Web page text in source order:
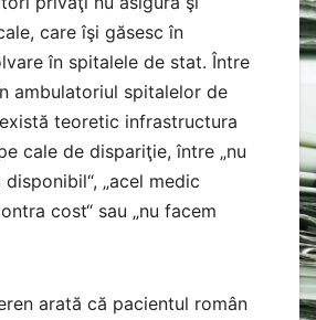
care îşi găsesc în
în spitalele de stat. Între
ambulatoriul spita­lelor de
teoretic infrastructura
cale de dispa­riţie, între „nu
„acel medic
cost“ sau „nu facem
arată că pacientul român